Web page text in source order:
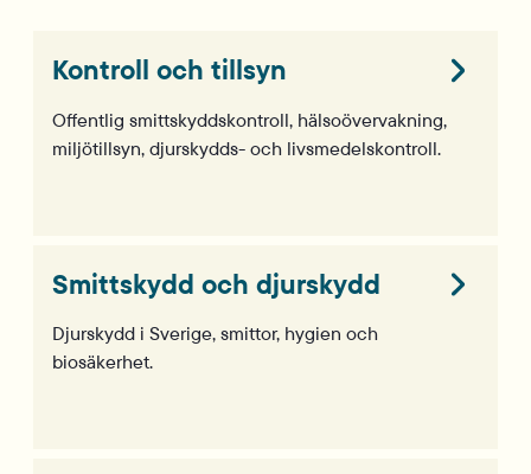
Kontroll och tillsyn
Offentlig smittskyddskontroll, hälsoövervakning,
miljötillsyn, djurskydds- och livsmedelskontroll.
Smittskydd och djurskydd
Djurskydd i Sverige, smittor, hygien och
biosäkerhet.